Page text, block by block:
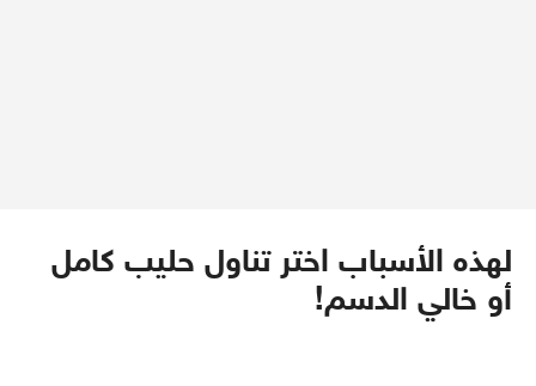
لهذه الأسباب اختر تناول حليب كامل
أو خالي الدسم!